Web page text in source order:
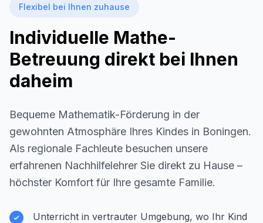
Flexibel bei Ihnen zuhause
Individuelle Mathe-
Betreuung direkt bei Ihnen
daheim
Bequeme Mathematik-Förderung in der
gewohnten Atmosphäre Ihres Kindes in Boningen.
Als regionale Fachleute besuchen unsere
erfahrenen Nachhilfelehrer Sie direkt zu Hause –
höchster Komfort für Ihre gesamte Familie.
Unterricht in vertrauter Umgebung, wo Ihr Kind